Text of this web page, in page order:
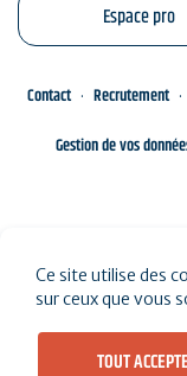
Espace pro
Contact Recrutement
Gestion de vos
Ce site utilise des
sur ceux que vous
TOUT